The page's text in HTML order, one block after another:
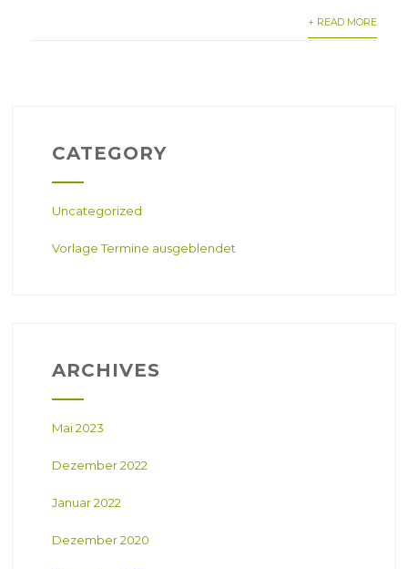
+ READ MORE
CATEGORY
Uncategorized
Vorlage Termine ausgeblendet
ARCHIVES
Mai 2023
Dezember 2022
Januar 2022
Dezember 2020